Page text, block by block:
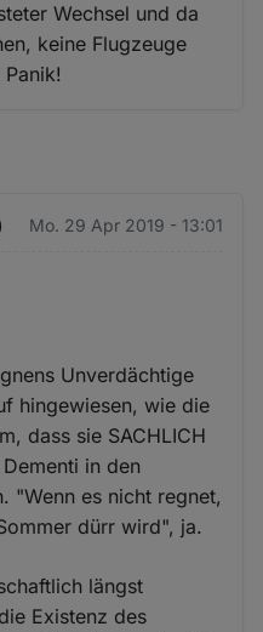
Wechsel und da
keine Flugzeuge
Mo. 29 Apr 2019 - 13:01
Unverdächtige
hingewiesen, wie die
dass sie SACHLICH
in den
"Wenn es nicht regnet,
dürr wird", ja.
längst
Existenz des